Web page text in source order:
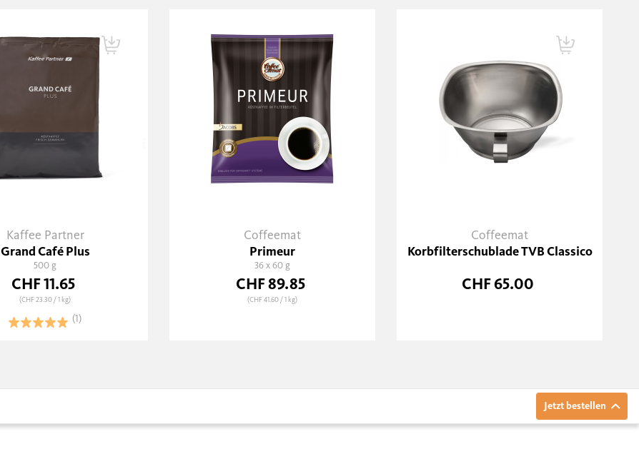
Kaffee Partner
Grand Café Plus
500 g
CHF 11.65
(CHF 23.30/ 1 kg)
(1)
Coffeemat
Primeur
36 x 60 g
CHF 89.85
(CHF 41.60/ 1 kg)
Coffeemat
Korbfilterschublade TVB Classico
CHF 65.00
Jetzt bestellen